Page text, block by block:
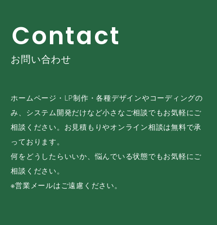
Contact
お問い合わせ
ホームページ・LP制作・各種デザインやコーディングの
み、システム開発だけなど小さなご相談でもお気軽にご
相談ください。お見積もりやオンライン相談は無料で承
っております。
何をどうしたらいいか、悩んでいる状態でもお気軽にご
相談ください。
※営業メールはご遠慮ください。